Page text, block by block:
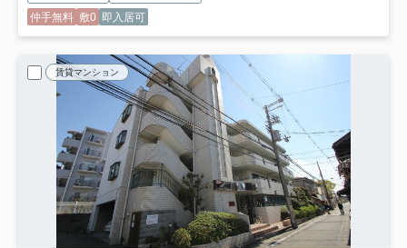
仲手無料 敷0 即入居可
賃貸マンション